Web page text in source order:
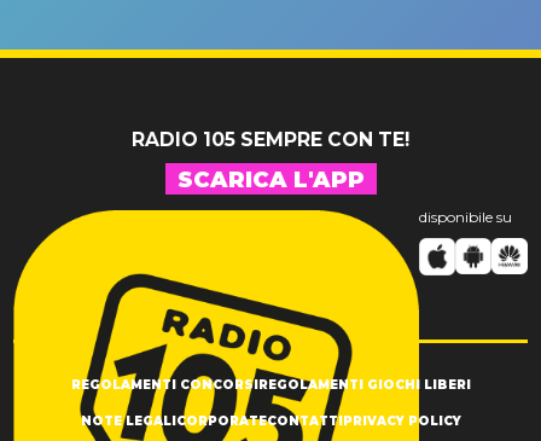
RADIO 105 SEMPRE CON TE!
SCARICA L'APP
disponibile su
REGOLAMENTI CONCORSI REGOLAMENTI GIOCHI LIBERI
NOTE LEGALI CORPORATECONTATTI PRIVACY POLICY